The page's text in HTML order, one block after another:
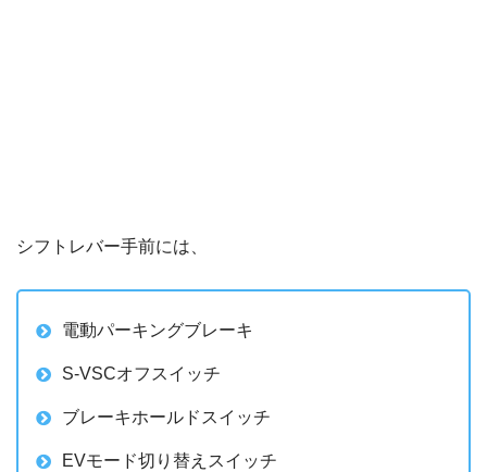
シフトレバー手前には、
電動パーキングブレーキ
S-VSCオフスイッチ
ブレーキホールドスイッチ
EVモード切り替えスイッチ